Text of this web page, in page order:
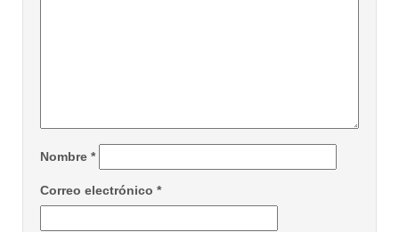
Nombre *
Correo electrónico *